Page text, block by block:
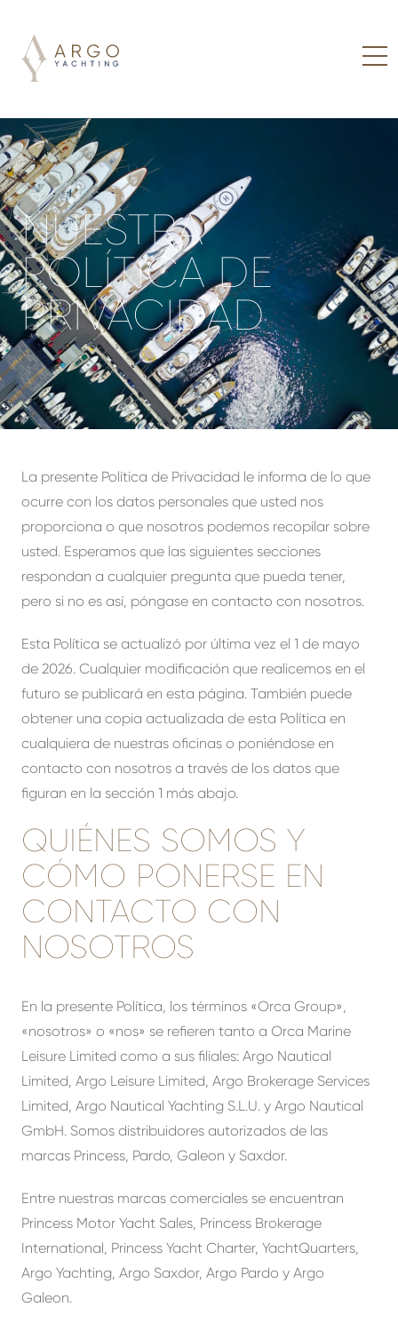
NUESTRA
POLÍTICA DE
PRIVACIDAD
La presente Política de Privacidad le informa de lo que
ocurre con los datos personales que usted nos
proporciona o que nosotros podemos recopilar sobre
usted. Esperamos que las siguientes secciones
respondan a cualquier pregunta que pueda tener,
pero si no es así, póngase en contacto con nosotros.
Esta Política se actualizó por última vez el 1 de mayo
de 2026. Cualquier modificación que realicemos en el
futuro se publicará en esta página. También puede
obtener una copia actualizada de esta Política en
cualquiera de nuestras oficinas o poniéndose en
contacto con nosotros a través de los datos que
figuran en la sección 1 más abajo.
QUIÉNES SOMOS Y
CÓMO PONERSE EN
CONTACTO CON
NOSOTROS
En la presente Política, los términos «Orca Group»,
«nosotros» o «nos» se refieren tanto a Orca Marine
Leisure Limited como a sus filiales: Argo Nautical
Limited, Argo Leisure Limited, Argo Brokerage Services
Limited, Argo Nautical Yachting S.L.U. y Argo Nautical
GmbH. Somos distribuidores autorizados de las
marcas Princess, Pardo, Galeon y Saxdor.
Entre nuestras marcas comerciales se encuentran
Princess Motor Yacht Sales, Princess Brokerage
International, Princess Yacht Charter, YachtQuarters,
Argo Yachting, Argo Saxdor, Argo Pardo y Argo
Galeon.